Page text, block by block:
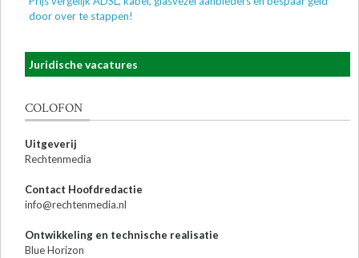
door over te stappen!
Juridische vacatures
COLOFON
Uitgeverij
Rechtenmedia
Contact Hoofdredactie
info@rechtenmedia.nl
Ontwikkeling en technische realisatie
Blue Horizon